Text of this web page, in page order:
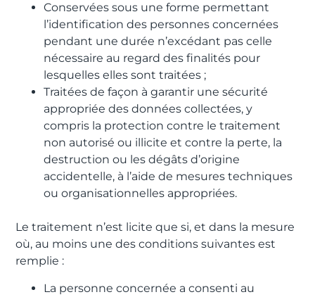
Conservées sous une forme permettant
l’identification des personnes concernées
pendant une durée n’excédant pas celle
nécessaire au regard des finalités pour
lesquelles elles sont traitées ;
Traitées de façon à garantir une sécurité
appropriée des données collectées, y
compris la protection contre le traitement
non autorisé ou illicite et contre la perte, la
destruction ou les dégâts d’origine
accidentelle, à l’aide de mesures techniques
ou organisationnelles appropriées.
Le traitement n’est licite que si, et dans la mesure
où, au moins une des conditions suivantes est
remplie :
La personne concernée a consenti au